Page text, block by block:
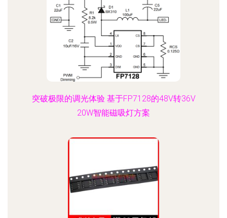
突破极限的调光体验 基于FP7128的48V转36V
20W智能磁吸灯方案